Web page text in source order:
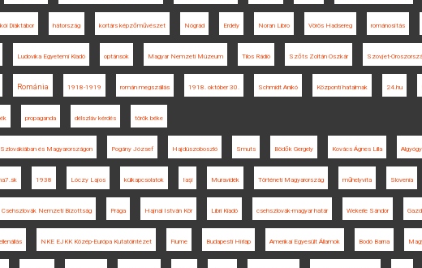
Diáktábor hátország kortárs képzőművészet Nógrád Erdély Noran Libro Vörös Hadsereg románosítás
Ludovika Egyetemi Kiadó optánsok Magyar Nemzeti Múzeum Tilos Rádió Szőts Zoltán Oszkár Szovjet-
Románia 1918-1919 román megszállás 1918. október 30. Schmidt Anikó Központi hatalmak 24.hu
propaganda délszláv kérdés török béke
és Magyarországon Pogány József Hajdúszoboszló Smuts Bödők Gergely Kovács Ágnes Lilla Algyógy
1938 Lóczy Lajos külkapcsolatok Iaşi Muravidék Történeti Magyarország műhelyvita Slovenia
Csehszlovák Nemzeti Bizottság Prága Hajnal István Kör Libri Kiadó csehszlovák-magyar határ Wekerle Sándor
ellenállás NKE EJKK Közép-Európa Kutatóintézet Fiume Budapesti Hírlap Amerikai Egyesült Államok Bodó Barna